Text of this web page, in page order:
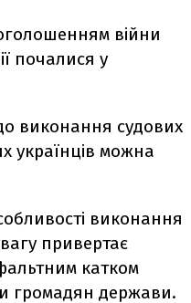
війни
почалися у
виконання судових
українців можна
виконання
привертає
катком
громадян держави.